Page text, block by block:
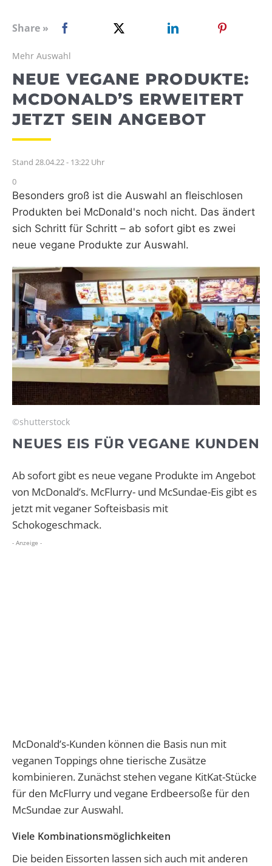
Share »
Mehr Auswahl
NEUE VEGANE PRODUKTE:
MCDONALD’S ERWEITERT
JETZT SEIN ANGEBOT
Stand 28.04.22 - 13:22 Uhr
0
Besonders groß ist die Auswahl an fleischlosen
Produkten bei McDonald's noch nicht. Das ändert
sich Schritt für Schritt – ab sofort gibt es zwei
neue vegane Produkte zur Auswahl.
©shutterstock
NEUES EIS FÜR VEGANE KUNDEN
Ab sofort gibt es neue vegane Produkte im Angebot
von McDonald’s. McFlurry- und McSundae-Eis gibt es
jetzt mit veganer Softeisbasis mit
Schokogeschmack.
- Anzeige -
McDonald’s-Kunden können die Basis nun mit
veganen Toppings ohne tierische Zusätze
kombinieren. Zunächst stehen vegane KitKat-Stücke
für den McFlurry und vegane Erdbeersoße für den
McSundae zur Auswahl.
Viele Kombinationsmöglichkeiten
Die beiden Eissorten lassen sich auch mit anderen